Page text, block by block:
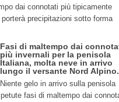
dai connotati più tipicamente
precipitazioni sotto forma
Fasi di maltempo dai
più invernali per la penisola
Italiana, molta neve in arrivo
lungo il versante Nord Alpino.
Niente gelo in arrivo sulla penisola
fasi di maltempo dai